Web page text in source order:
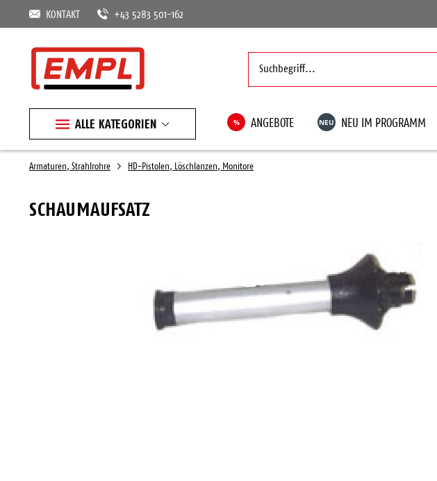
KONTAKT +43 5283 501-162
ALLE KATEGORIEN % ANGEBOTE NEU NEU IM PROGRAMM
Armaturen, Strahlrohre HD-Pistolen, Löschlanzen, Monitore
SCHAUMAUFSATZ